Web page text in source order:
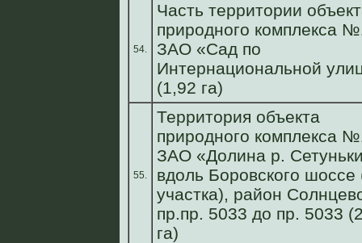
54.
Часть территории
природного комплекса
ЗАО «Сад по
Интернациональной
(1,92 га)
55.
Территория объекта
природного комплекса
ЗАО «Долина р.
вдоль Боровского шоссе
участка), район
пр.пр. 5033 до пр. 5033
га)